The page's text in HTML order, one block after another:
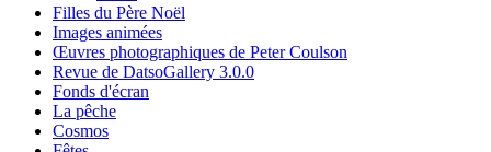
Filles du Père Noël
Images animées
Œuvres photographiques de Peter Coulson
Revue de DatsoGallery 3.0.0
Fonds d'écran
La pêche
Cosmos